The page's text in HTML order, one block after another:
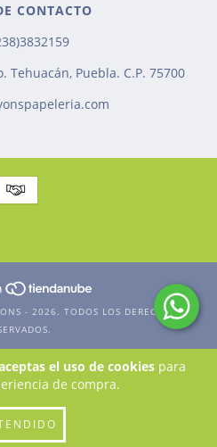
el uso de cookiespara
de compra.
CONTACTO
Tehuacán, Puebla. C.P. 75700
- 2026. TODOS LOS DERECHOS